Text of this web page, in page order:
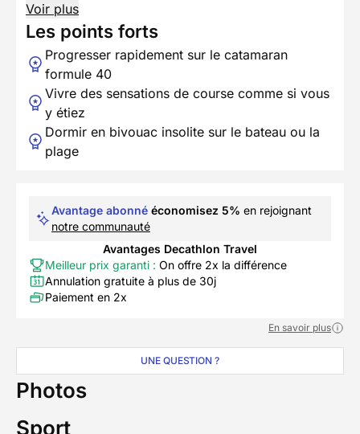
Voir plus
Les points forts
Progresser rapidement sur le catamaran
formule 40
Vivre des sensations de course comme si vous
y étiez
Dormir en bivouac insolite sur le bateau ou la
plage
Avantage abonné économisez 5% en rejoignant
notre communauté
Avantages Decathlon Travel
Meilleur prix garanti : On offre 2x la différence
Annulation gratuite à plus de 30j
Paiement en 2x
En savoir plus
UNE QUESTION ?
Photos
Sport